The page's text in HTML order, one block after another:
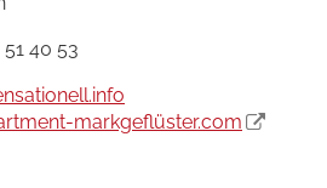
40 53
markgeflüster.com